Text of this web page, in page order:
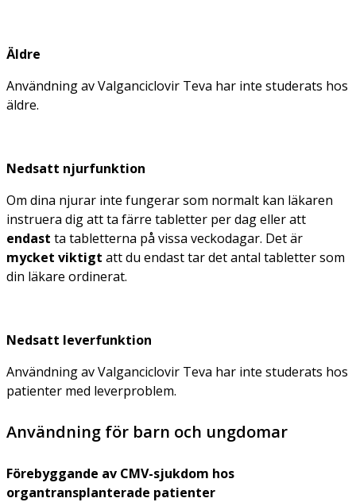
Äldre
Användning av Valganciclovir Teva har inte studerats hos
äldre.
Nedsatt njurfunktion
Om dina njurar inte fungerar som normalt kan läkaren
instruera dig att ta färre tabletter per dag eller att
endast ta tabletterna på vissa veckodagar. Det är
mycket viktigt att du endast tar det antal tabletter som
din läkare ordinerat.
Nedsatt leverfunktion
Användning av Valganciclovir Teva har inte studerats hos
patienter med leverproblem.
Användning för barn och ungdomar
Förebyggande av CMV-sjukdom hos
organtransplanterade patienter